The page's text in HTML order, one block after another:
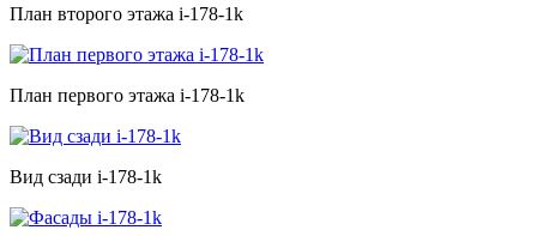
План второго этажа i-178-1k
План первого этажа i-178-1k
Вид сзади i-178-1k